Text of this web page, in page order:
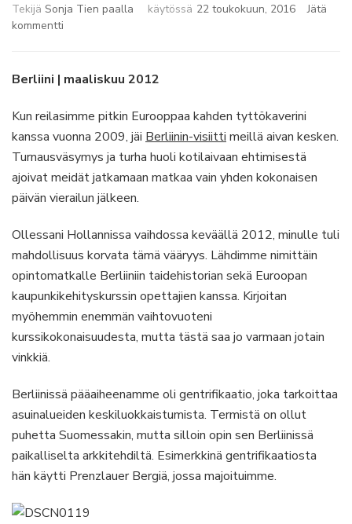
Tekijä Sonja Tien paalla käytössä 22 toukokuun, 2016
Jätä
kommentti
vallatussa
Berliini | maaliskuu 2012
Kun reilasimme pitkin Eurooppaa kahden tyttökaverini
kanssa vuonna 2009, jäi Berliinin-visiitti meillä aivan kesken.
Turnausväsymys ja turha huoli kotilaivaan ehtimisestä
ajoivat meidät jatkamaan matkaa vain yhden kokonaisen
päivän vierailun jälkeen.
Ollessani Hollannissa vaihdossa keväällä 2012, minulle tuli
mahdollisuus korvata tämä vääryys. Lähdimme nimittäin
opintomatkalle Berliiniin taidehistorian sekä Euroopan
kaupunkikehityskurssin opettajien kanssa. Kirjoitan
myöhemmin enemmän vaihtovuoteni
kurssikokonaisuudesta, mutta tästä saa jo varmaan jotain
vinkkiä.
Berliinissä pääaiheenamme oli gentrifikaatio, joka tarkoittaa
asuinalueiden keskiluokkaistumista. Termistä on ollut
puhetta Suomessakin, mutta silloin opin sen Berliinissä
paikalliselta arkkitehdiltä. Esimerkkinä gentrifikaatiosta
hän käytti Prenzlauer Bergiä, jossa majoituimme.